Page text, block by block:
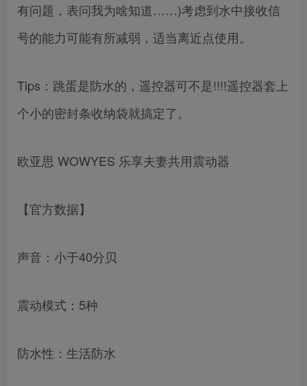
有问题，表问我为啥知道……)考虑到水中接收信
号的能力可能有所减弱，适当离近点使用。
Tips：跳蛋是防水的，遥控器可不是!!!!遥控器套上
个小的密封条收纳袋就搞定了。
欧亚思 WOWYES 乐享夫妻共用震动器
【官方数据】
声音：小于40分贝
震动模式：5种
防水性：生活防水